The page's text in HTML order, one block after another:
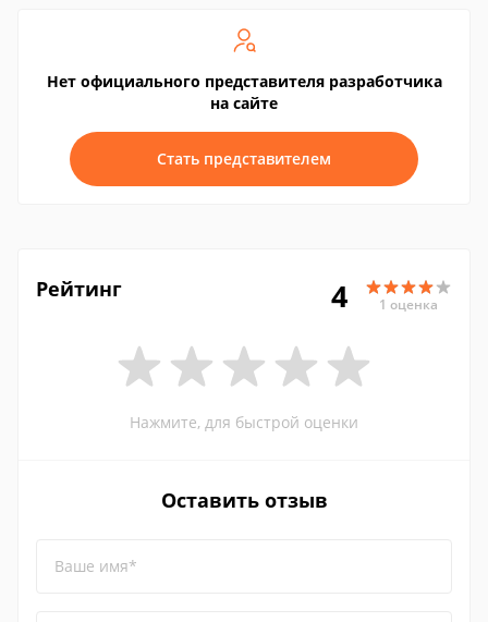
Нет официального представителя разработчика
на сайте
Стать представителем
Рейтинг 4 1 оценка
Нажмите, для быстрой оценки
Оставить отзыв
Ваше имя*